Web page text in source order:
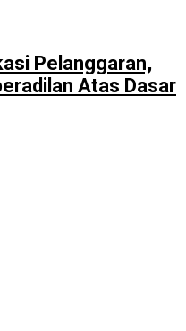
Pelanggaran,
Atas Dasar